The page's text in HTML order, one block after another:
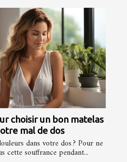
choisir un bon matelas
mal de dos
dans votre dos ? Pour ne
cette souffrance pendant...